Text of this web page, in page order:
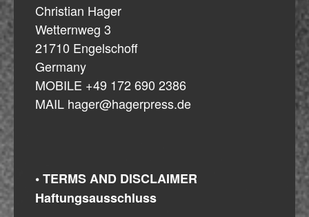
Christian Hager
Wetternweg 3
21710 Engelschoff
Germany
MOBILE +49 172 690 2386
MAIL hager@hagerpress.de
• TERMS AND DISCLAIMER
Haftungsausschluss